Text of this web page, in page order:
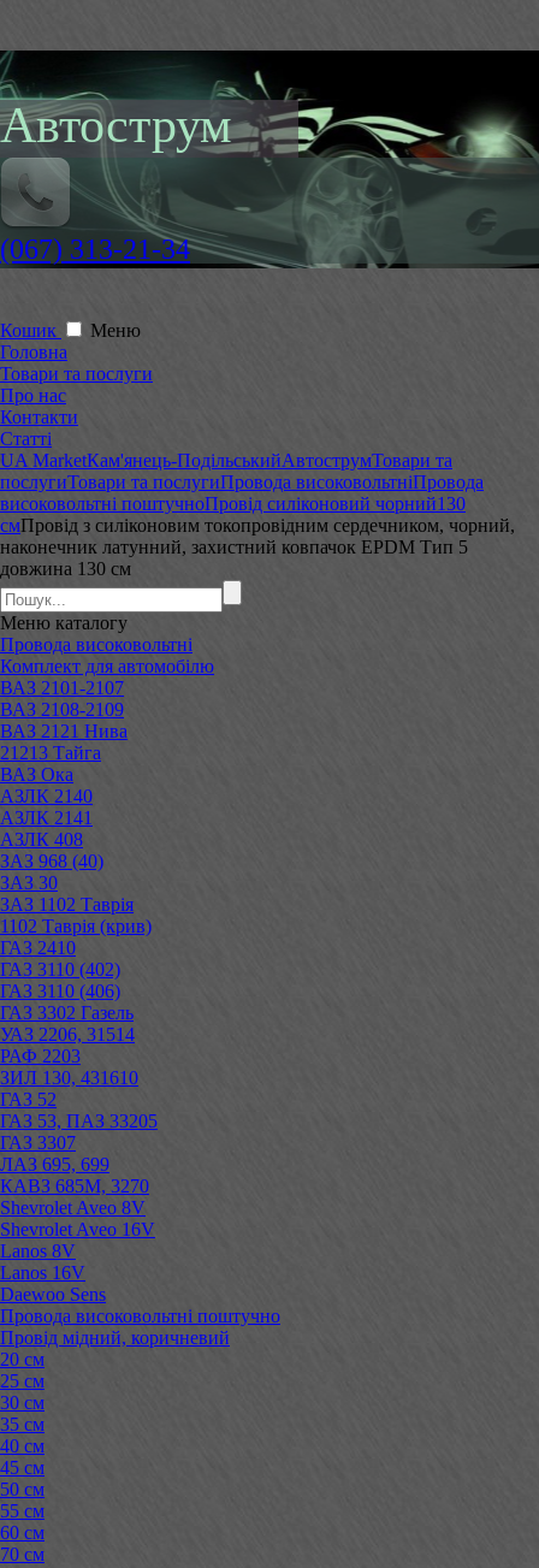
Автострум
(067) 313-21-34
Кошик
Меню
Головна
Товари та послуги
Про нас
Контакти
Статті
UA MarketКам'янець-ПодільськийАвтострумТовари та
послугиТовари та послугиПровода високовольтніПровода
високовольтні поштучноПровід силіконовий чорний130
смПровід з силіконовим токопровідним сердечником, чорний,
наконечник латунний, захистний ковпачок EPDM Тип 5
довжина 130 см
Меню каталогу
Провода високовольтні
Комплект для автомобілю
ВАЗ 2101-2107
ВАЗ 2108-2109
ВАЗ 2121 Нива
21213 Тайга
ВАЗ Ока
АЗЛК 2140
АЗЛК 2141
АЗЛК 408
ЗАЗ 968 (40)
ЗАЗ 30
ЗАЗ 1102 Таврія
1102 Таврія (крив)
ГАЗ 2410
ГАЗ 3110 (402)
ГАЗ 3110 (406)
ГАЗ 3302 Газель
УАЗ 2206, 31514
РАФ 2203
ЗИЛ 130, 431610
ГАЗ 52
ГАЗ 53, ПАЗ 33205
ГАЗ 3307
ЛАЗ 695, 699
КАВЗ 685М, 3270
Shevrolet Aveo 8V
Shevrolet Aveo 16V
Lanos 8V
Lanos 16V
Daewoo Sens
Провода високовольтні поштучно
Провід мідний, коричневий
20 см
25 см
30 см
35 см
40 см
45 см
50 см
55 см
60 см
70 см